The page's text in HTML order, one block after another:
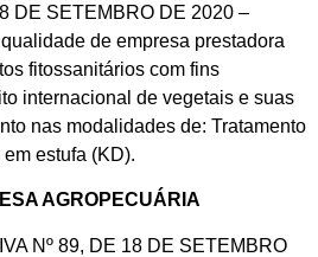
DE SETEMBRO DE 2020 –
de empresa prestadora
fitossanitários com fins
internacional de vegetais e suas
nas modalidades de: Tratamento
estufa (KD).
AGROPECUÁRIA
Nº 89, DE 18 DE SETEMBRO